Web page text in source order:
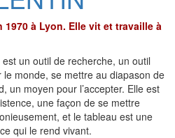
à Lyon. Elle vit et travaille à
un outil de recherche, un outil
monde, se mettre au diapason de
un moyen pour l’accepter. Elle est
une façon de se mettre
et le tableau est une
qui le rend vivant.